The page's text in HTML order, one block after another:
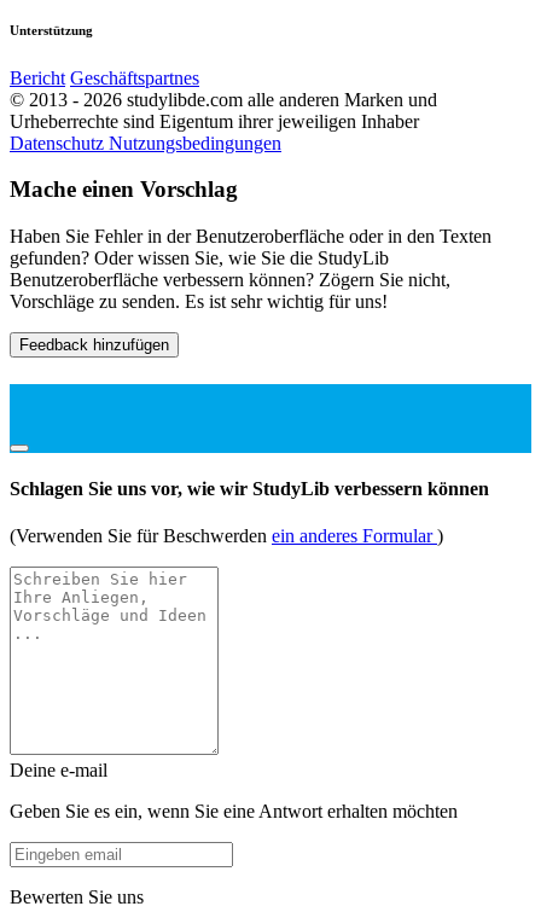
Unterstützung
Bericht Geschäftspartnes
© 2013 - 2026 studylibde.com alle anderen Marken und
Urheberrechte sind Eigentum ihrer jeweiligen Inhaber
Datenschutz Nutzungsbedingungen
Mache einen Vorschlag
Haben Sie Fehler in der Benutzeroberfläche oder in den Texten
gefunden? Oder wissen Sie, wie Sie die StudyLib
Benutzeroberfläche verbessern können? Zögern Sie nicht,
Vorschläge zu senden. Es ist sehr wichtig für uns!
Feedback hinzufügen
Schlagen Sie uns vor, wie wir StudyLib verbessern können
(Verwenden Sie für Beschwerden ein anderes Formular)
Deine e-mail
Geben Sie es ein, wenn Sie eine Antwort erhalten möchten
Bewerten Sie uns